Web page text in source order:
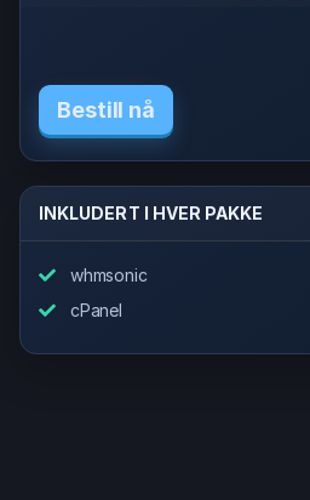
Bestill nå
INKLUDERT I HVER PAKKE
whmsonic
cPanel